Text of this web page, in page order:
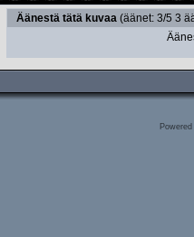
Äänestä tätä kuvaa (äänet: 3/5 3